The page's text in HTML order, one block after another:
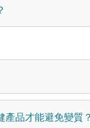
產品才能避免變質